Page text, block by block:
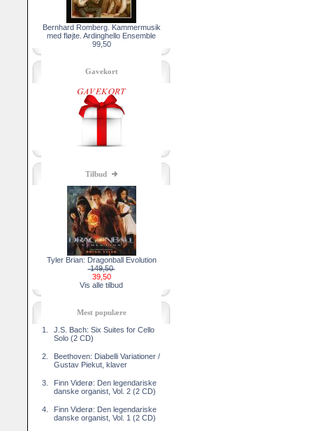
Bernhard Romberg. Kammermusik
med fløjte. Ardinghello Ensemble
99,50
Gavekort
Tilbud
Tyler Brian: Dragonball Evolution
149,50
39,50
Vis alle tilbud
Mest populære
1.
J.S. Bach: Six Suites for Cello
Solo (2 CD)
2.
Beethoven: Diabelli Variationer /
Gustav Piekut, klaver
3.
Finn Viderø: Den legendariske
danske organist, Vol. 2 (2 CD)
4.
Finn Viderø: Den legendariske
danske organist, Vol. 1 (2 CD)